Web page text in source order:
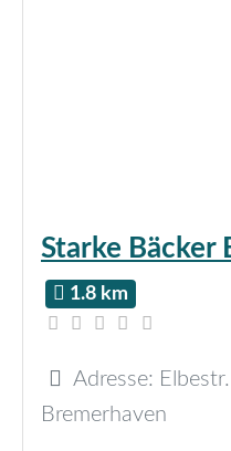
Starke Bäcker
1.8 km
Adresse:
Bremerhaven